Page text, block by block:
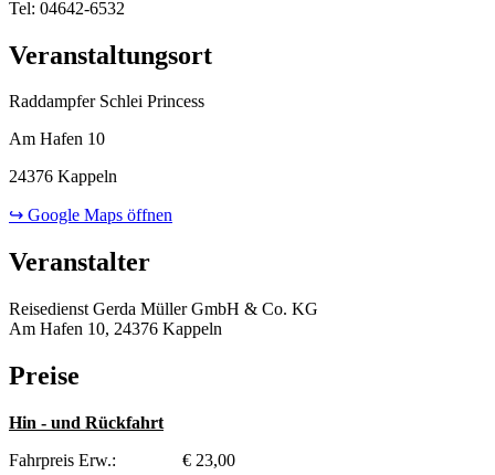
Tel: 04642-6532
Veranstaltungsort
Raddampfer Schlei Princess
Am Hafen 10
24376 Kappeln
↪ Google Maps öffnen
Veranstalter
Reisedienst Gerda Müller GmbH & Co. KG
Am Hafen 10, 24376 Kappeln
Preise
Hin - und Rückfahrt
Fahrpreis Erw.: € 23,00